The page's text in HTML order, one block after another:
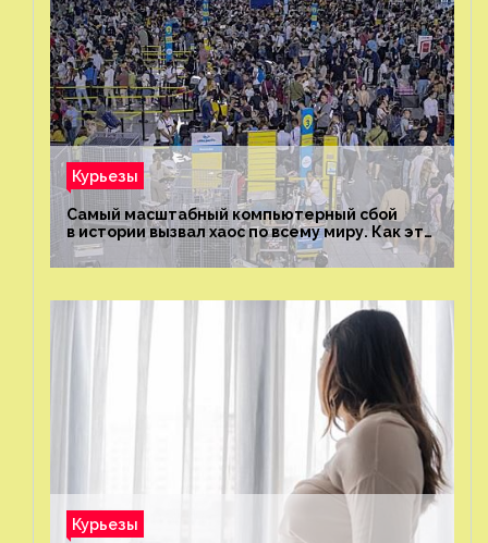
Курьезы
Самый масштабный компьютерный сбой
в истории вызвал хаос по всему миру. Как это
было?
Курьезы